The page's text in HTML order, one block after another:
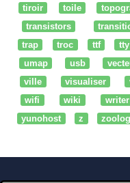
tiroir
toile
transistors
trap
troc ttf tty
umap
usb
ville
visualiser
wifi
wiki writer
yunohost
z